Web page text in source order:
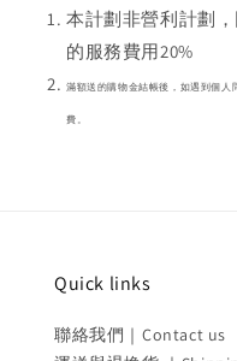
本計劃非營利計劃
的服務費用20%
滿額送的購物金結帳後，如遇到個人
費。
Quick links
聯絡我們｜Contact us